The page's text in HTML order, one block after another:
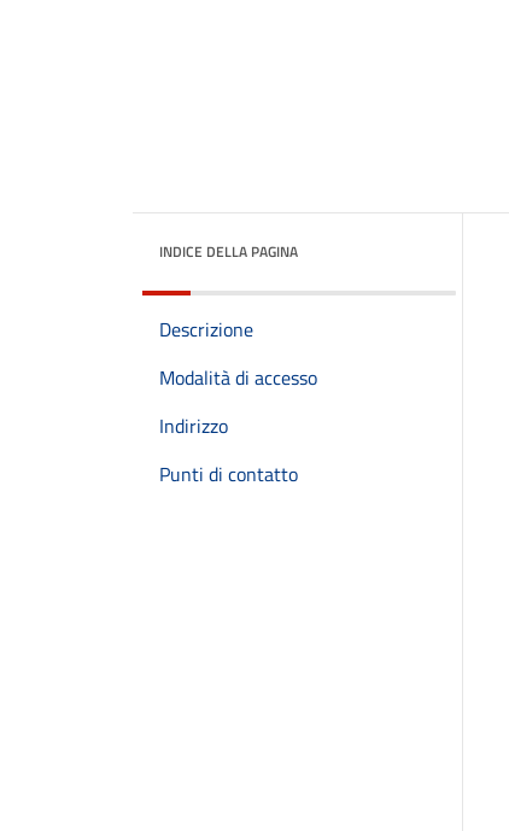
INDICE DELLA PAGINA
Descrizione
Modalità di accesso
Indirizzo
Punti di contatto